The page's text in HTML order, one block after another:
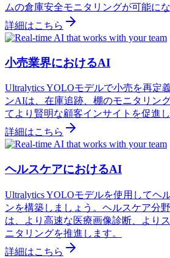
ムの倉庫安全モニタリングが可能にな
詳細はこちら
小売業界におけるAI
Ultralytics YOLOモデルで小売を再定
ンAIは、在庫追跡、棚のモニタリン
てより賢明な顧客インサイトを促進し
詳細はこちら
ヘルスケアにおけるAI
Ultralytics YOLOモデルを使用してヘ
ンを構築しましょう。ヘルスケア分
は、より高速な医療画像診断、より
ニタリングを推進します。
詳細はこちら